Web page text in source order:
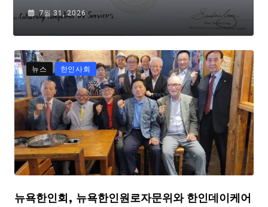
7월 31, 2026
뉴스 한인사회
뉴욕한인회, 뉴욕한인원로자문위와 한인데이케어